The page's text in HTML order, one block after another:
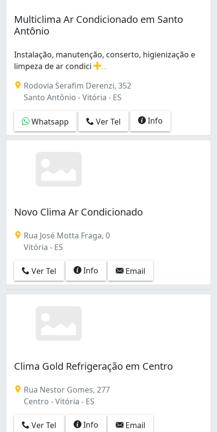
Multiclima Ar Condicionado em Santo
Antônio
Instalação, manutenção, conserto, higienização e
limpeza de ar condici
Rodovia Serafim Derenzi, 352
Santo Antônio - Vitória - ES
Whatsapp Ver Tel Info
Novo Clima Ar Condicionado
Rua José Motta Fraga, 0
Vitória - ES
Ver Tel Info Email
Clima Gold Refrigeração em Centro
Rua Nestor Gomes, 277
Centro - Vitória - ES
Ver Tel Info Email